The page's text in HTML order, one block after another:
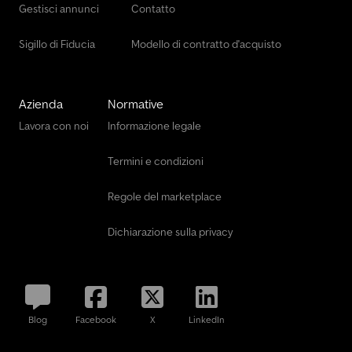
Gestisci annunci
Sigillo di Fiducia
Contatto
Modello di contratto d'acquisto
Azienda
Lavora con noi
Normative
Informazione legale
Termini e condizioni
Regole del marketplace
Dichiarazione sulla privacy
Blog Facebook X LinkedIn